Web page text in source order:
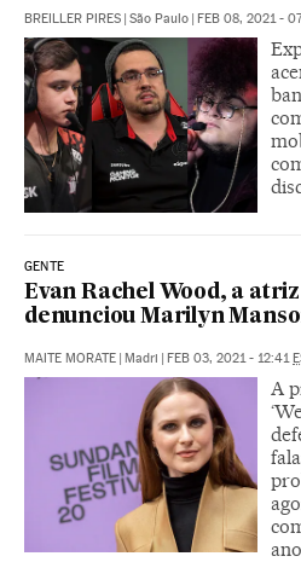
BREILLER PIRES | São Paulo | FEB 08, 2021 -
GENTE
Evan Rachel Wood, a
denunciou Marilyn
MAITE MORATE | Madri | FEB 03, 2021 - 12:41
A